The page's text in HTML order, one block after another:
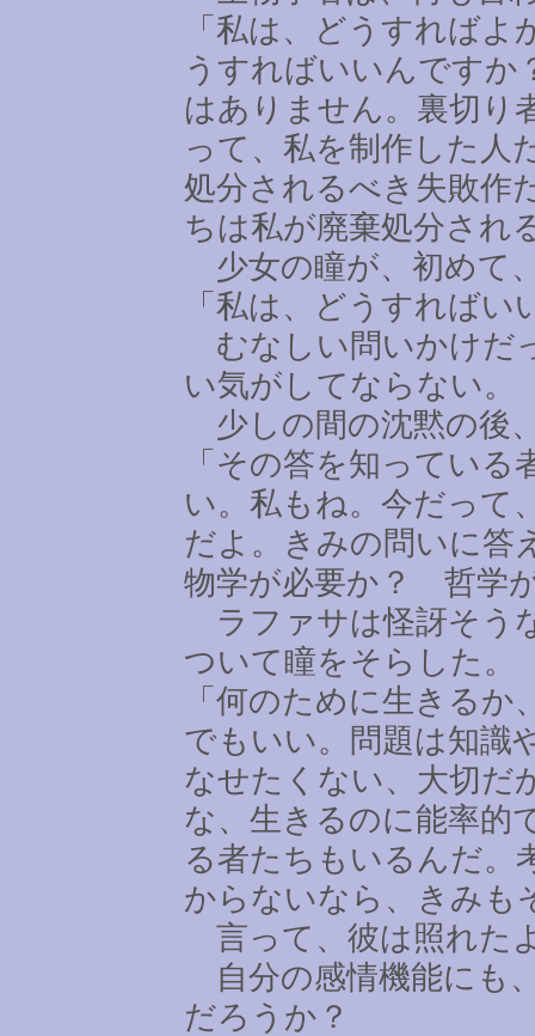
「私は、どうすれば
うすればいいんです
はありません。裏切り
って、私を制作した人
処分されるべき失敗作
ちは私が廃棄処分され
少女の瞳が、初めて
「私は、どうすればい
むなしい問いかけだ
い気がしてならない。
少しの間の沈黙の後
「その答を知ってい
い。私もね。今だって
だよ。きみの問いに
物学が必要か？ 哲学
ラファサは怪訝そう
ついて瞳をそらした。
「何のために生きる
でもいい。問題は知識
なせたくない、大切だ
な、生きるのに能率的
る者たちもいるんだ。
からないなら、きみも
言って、彼は照れた
自分の感情機能にも
だろうか？